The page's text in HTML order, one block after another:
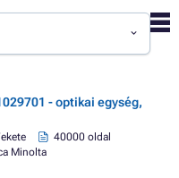
- optikai egység,
40000 oldal
Minolta